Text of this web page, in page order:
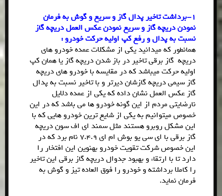
1-برداشت تاخیر پدال گاز و سریع و گوش به فرمان
نمودن دریچه گاز و سریع نمودن عکس العمل دریچه گاز
نسبت به پدال و رفع کپ اولیه حرکت خودرو :
همانطور که میدانید یکی از مشکلات عمده خودرو های
دریچه گاز برقی تاخیر در باز شدن دریچه گاز یا همان کپ
اولیه حرکت میباشد که در مقایسه با خودرو های دریچه
گاز سیمی دریچه گازشان دیرتر و با تاخیر نسبت به پدال
گاز عکس العمل نشان داده که یکی از عمده دلایل
نارضایتی مردم از این گونه خودرو ها می باشد که در این
خصوص میتوانیم به یکی از شایع ترین خودرو هایی که با
این مشکل روبرو هستند مثل سمند ای اف سون دریچه
گاز برقی با ای سی یو بوش ام ای 7.4.9 نام برد که در
این خصوص شرکت تقویت خودرو بهنوین این افتخار را
دارد تا با ارتقاء و بهبود جدوال دریچه گاز برقی این تاخیر
را کاملا برداشته و خودرو را فوق العاده تیز و گوش به
فرمان نماید.